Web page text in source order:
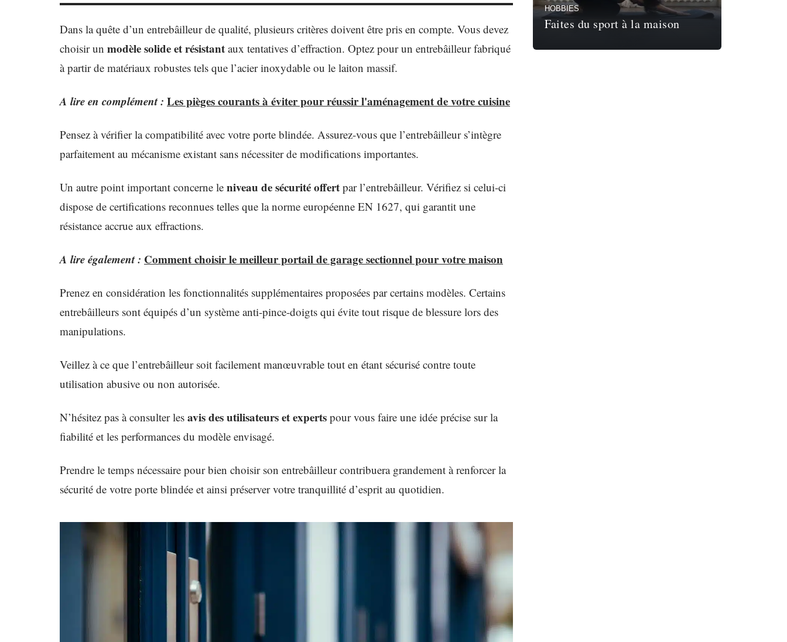
Dans la quête d’un entrebâilleur de qualité, plusieurs critères doivent être pris en compte. Vous devez
choisir un modèle solide et résistant aux tentatives d’effraction. Optez pour un entrebâilleur fabriqué
à partir de matériaux robustes tels que l’acier inoxydable ou le laiton massif.
A lire en complément : Les pièges courants à éviter pour réussir l'aménagement de votre cuisine
Pensez à vérifier la compatibilité avec votre porte blindée. Assurez-vous que l’entrebâilleur s’intègre
parfaitement au mécanisme existant sans nécessiter de modifications importantes.
Un autre point important concerne le niveau de sécurité offert par l’entrebâilleur. Vérifiez si celui-ci
dispose de certifications reconnues telles que la norme européenne EN 1627, qui garantit une
résistance accrue aux effractions.
A lire également : Comment choisir le meilleur portail de garage sectionnel pour votre maison
Prenez en considération les fonctionnalités supplémentaires proposées par certains modèles. Certains
entrebâilleurs sont équipés d’un système anti-pince-doigts qui évite tout risque de blessure lors des
manipulations.
Veillez à ce que l’entrebâilleur soit facilement manœuvrable tout en étant sécurisé contre toute
utilisation abusive ou non autorisée.
N’hésitez pas à consulter les avis des utilisateurs et experts pour vous faire une idée précise sur la
fiabilité et les performances du modèle envisagé.
Prendre le temps nécessaire pour bien choisir son entrebâilleur contribuera grandement à renforcer la
sécurité de votre porte blindée et ainsi préserver votre tranquillité d’esprit au quotidien.
HOBBIES
Faites du sport à la maison